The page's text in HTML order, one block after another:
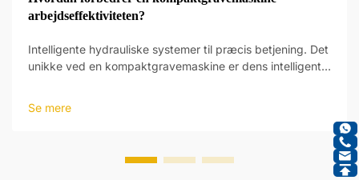
arbejdseffektiviteten?
Intelligente hydrauliske systemer til præcis betjening. Det
unikke ved en kompaktgravemaskine er dens intelligente
på operatørens input og foretage justeringer...
Se mere